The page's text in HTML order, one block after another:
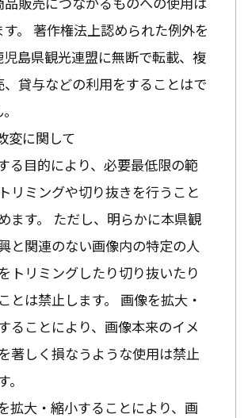
。 著作権法上認められた例外を
児島県観光連盟に無断で転載、複
、貸与などの利用をすることはで
変に関して
る目的により、必要最低限の範
リミングや切り抜きを行うこと
ます。 ただし、明らかに本県観
と関連のない画像内の特定の人
トリミングしたり切り抜いたり
とは禁止します。 画像を拡大・
ることにより、画像本来のイメ
著しく損なうような使用は禁止
。
拡大・縮小することにより、画